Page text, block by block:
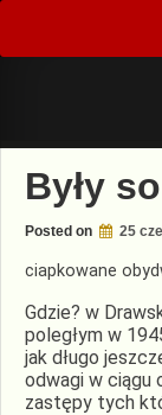
Skip
content
Były
Posted on 25
ciapkowane
Gdzie? w
poległym w
jak długo
odwagi w ciągu
zastępy tych